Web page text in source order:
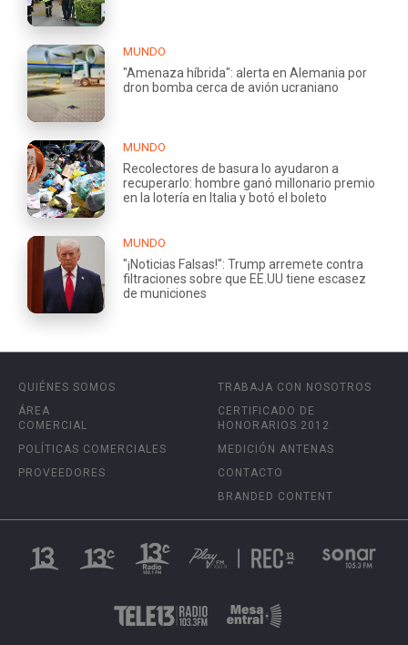
MUNDO
"Amenaza híbrida": alerta en Alemania por
dron bomba cerca de avión ucraniano
MUNDO
Recolectores de basura lo ayudaron a
recuperarlo: hombre ganó millonario premio
en la lotería en Italia y botó el boleto
MUNDO
"¡Noticias Falsas!": Trump arremete contra
filtraciones sobre que EE.UU tiene escasez
de municiones
QUIÉNES SOMOS
ÁREA
COMERCIAL
POLÍTICAS COMERCIALES
PROVEEDORES
TRABAJA CON NOSOTROS
CERTIFICADO DE
HONORARIOS 2012
MEDICIÓN ANTENAS
CONTACTO
BRANDED CONTENT